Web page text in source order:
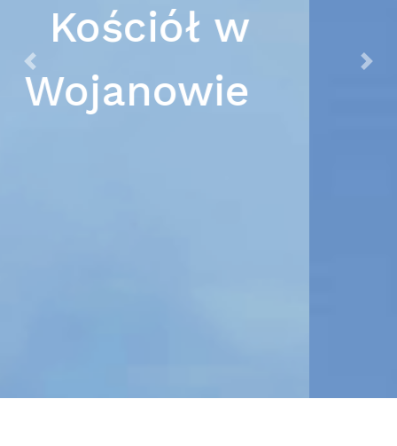
Kościół w
Żuławie